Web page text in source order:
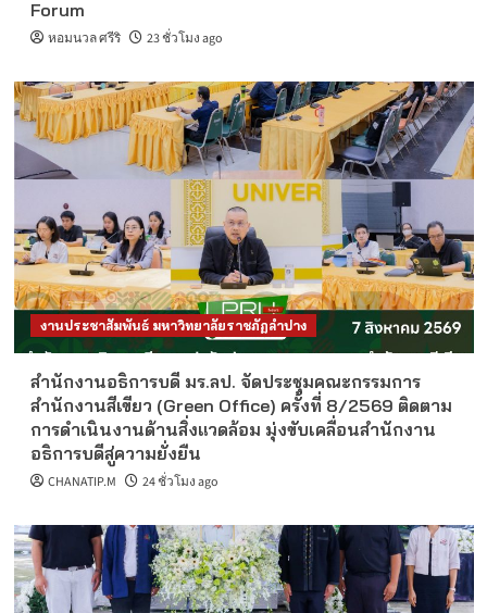
Forum
หอมนวล ศรีริ 23 ชั่วโมง ago
งานประชาสัมพันธ์ มหาวิทยาลัยราชภัฏลำปาง
สำนักงานอธิการบดี มร.ลป. จัดประชุมคณะกรรมการ
สำนักงานสีเขียว (Green Office) ครั้งที่ 8/2569 ติดตาม
การดำเนินงานด้านสิ่งแวดล้อม มุ่งขับเคลื่อนสำนักงาน
อธิการบดีสู่ความยั่งยืน
CHANATIP.M 24 ชั่วโมง ago